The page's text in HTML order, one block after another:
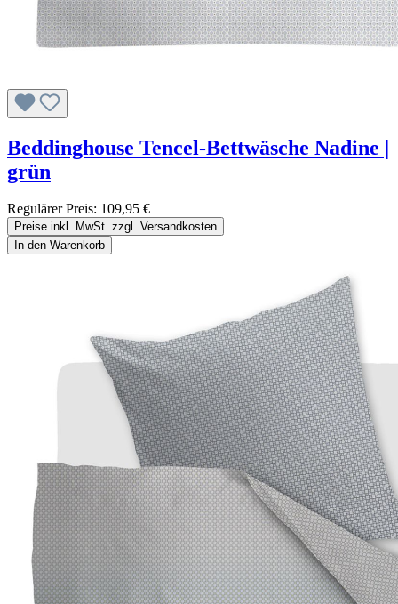
Beddinghouse Tencel-Bettwäsche Nadine |
grün
Regulärer Preis: 109,95 €
Preise inkl. MwSt. zzgl. Versandkosten
In den Warenkorb